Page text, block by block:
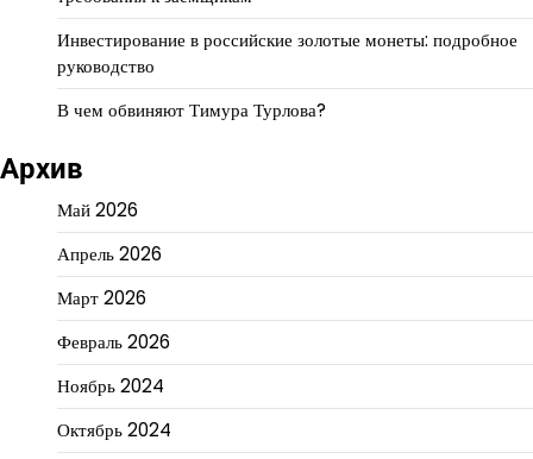
Инвестирование в российские золотые монеты: подробное
руководство
В чем обвиняют Тимура Турлова?
Архив
Май 2026
Апрель 2026
Март 2026
Февраль 2026
Ноябрь 2024
Октябрь 2024